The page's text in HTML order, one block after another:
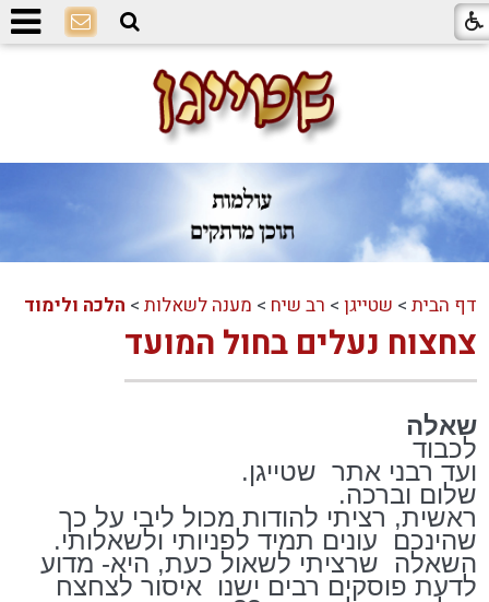
דף הבית > שטייגן > רב שיח > מענה לשאלות > הלכה ולימוד
צחצוח נעלים בחול המועד
שאלה
לכבוד
ועד רבני אתר שטייגן.
שלום וברכה.
ראשית, רציתי להודות מכול ליבי על כך
שהינכם עונים תמיד לפניותי ולשאלותי.
השאלה שרציתי לשאול כעת, היא- מדוע
לדעת פוסקים רבים ישנו איסור לצחצח